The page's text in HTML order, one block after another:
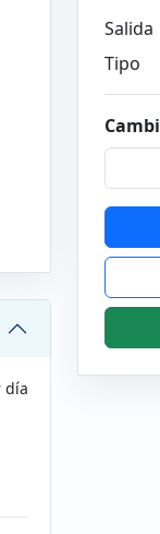
día
Salida
Tipo